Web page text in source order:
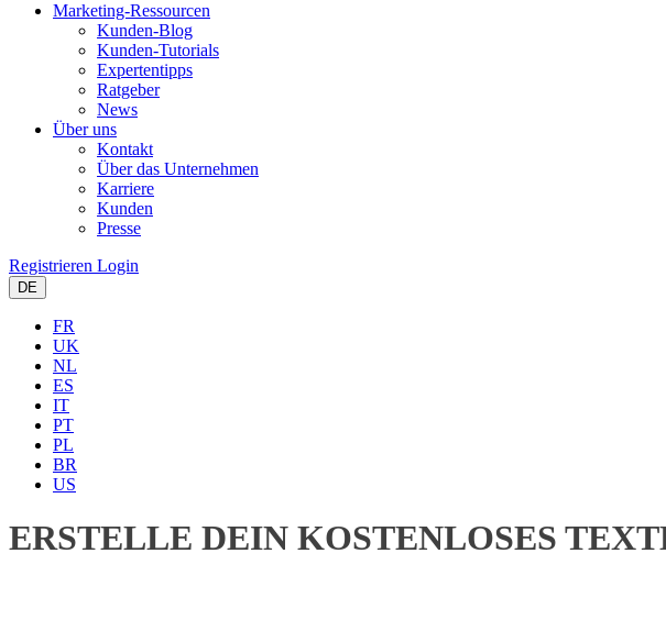
Marketing-Ressourcen
Kunden-Blog
Kunden-Tutorials
Expertentipps
Ratgeber
News
Über uns
Kontakt
Über das Unternehmen
Karriere
Kunden
Presse
Registrieren Login
DE
FR
UK
NL
ES
IT
PT
PL
BR
US
ERSTELLE DEIN KOSTENLOSES